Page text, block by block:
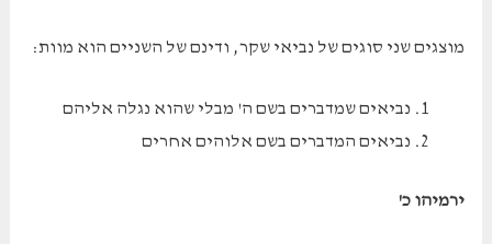
מוצגים שני סוגים של נביאי שקר, ודינם של השניים הוא מוות:
נביאים שמדברים בשם ה' מבלי שהוא נגלה אליהם
נביאים המדברים בשם אלוהים אחרים
ירמיהו כ'